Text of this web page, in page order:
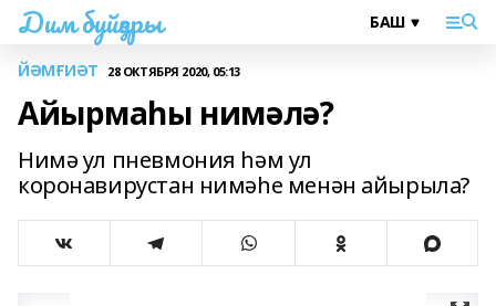
Дим буйҙары
ЙӘМҒИӘТ 28 ОКТЯБРЯ 2020, 05:13
Айырмаһы нимәлә?
Нимә ул пневмония һәм ул
коронавирустан нимәһе менән айырыла?